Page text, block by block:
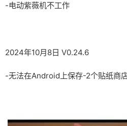
-电动紫薇机不工作
2024年10月8日 V0.24.6
-无法在Android上保存-2个贴纸商